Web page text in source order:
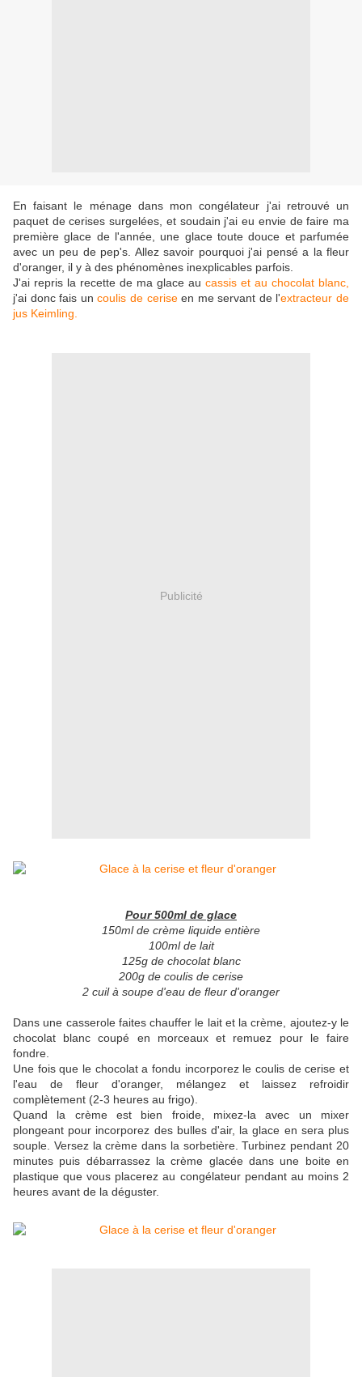
En faisant le ménage dans mon congélateur j'ai retrouvé un
paquet de cerises surgelées, et soudain j'ai eu envie de faire ma
première glace de l'année, une glace toute douce et parfumée
avec un peu de pep's. Allez savoir pourquoi j'ai pensé a la fleur
d'oranger, il y à des phénomènes inexplicables parfois.
J'ai repris la recette de ma glace au cassis et au chocolat blanc,
j'ai donc fais uncoulis de ceriseen me servant de l'extracteur de
jus Keimling.
Publicité
Pour 500ml de glace
150ml de crème liquide entière
100ml de lait
125g de chocolat blanc
200g de coulis de cerise
2 cuil à soupe d'eau de fleur d'oranger
Dans une casserole faites chauffer le lait et la crème, ajoutez-y le
chocolat blanc coupé en morceaux et remuez pour le faire
fondre.
Une fois que le chocolat a fondu incorporez le coulis de cerise et
l'eau de fleur d'oranger, mélangez et laissez refroidir
complètement (2-3 heures au frigo).
Quand la crème est bien froide, mixez-la avec un mixer
plongeant pour incorporez des bulles d'air, la glace en sera plus
souple. Versez la crème dans la sorbetière. Turbinez pendant 20
minutes puis débarrassez la crème glacée dans une boite en
plastique que vous placerez au congélateur pendant au moins 2
heures avant de la déguster.